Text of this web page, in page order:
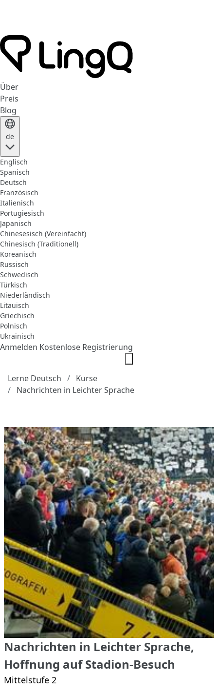
Über
Preis
Blog
de
Englisch
Spanisch
Deutsch
Französisch
Italienisch
Portugiesisch
Japanisch
Chinesesisch (Vereinfacht)
Chinesisch (Traditionell)
Koreanisch
Russisch
Schwedisch
Türkisch
Niederländisch
Litauisch
Griechisch
Polnisch
Ukrainisch
Anmelden Kostenlose Registrierung
Lerne Deutsch
Kurse
Nachrichten in Leichter Sprache
Nachrichten in Leichter Sprache,
Hoffnung auf Stadion-Besuch
Mittelstufe 2